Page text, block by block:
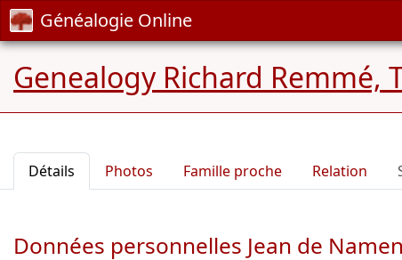
Généalogie Online
Genealogy Richard Remmé,
Détails Photos Famille proche Relation
Données personnelles Jean de Namen